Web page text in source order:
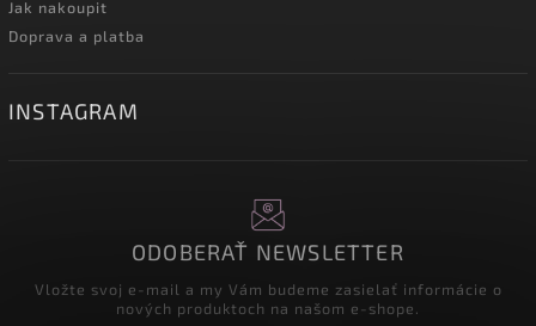
Jak nakoupit
Doprava a platba
INSTAGRAM
ODOBERAŤ NEWSLETTER
Vložte svoj e-mail a my Vám budeme zasielať informácie o
nových produktoch na našom e-shope.